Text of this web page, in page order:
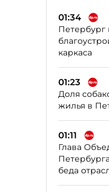
01:34
Петербург
каркаса
01:23
Доля
жилья в
01:11
Глава
беда